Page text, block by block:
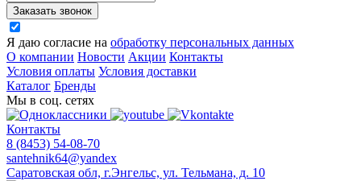
Заказать звонок
Я даю согласие на обработку персональных данных
О компании Новости Акции Контакты
Условия оплаты Условия доставки
Каталог Бренды
Мы в соц. сетях
Контакты
8 (8453) 54-08-70
santehnik64@yandex
Саратовская обл, г.Энгельс, ул. Тельмана, д. 10